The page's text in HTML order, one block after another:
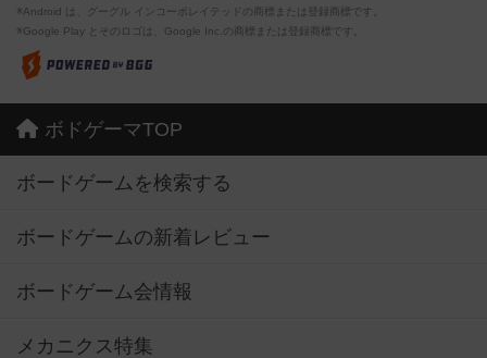
※Android は、グーグル インコーポレイテッドの商標または登録商標です。
※Google Play とそのロゴは、Google Inc.の商標または登録商標です。
ボドゲーマTOP
ボードゲームを検索する
ボードゲームの新着レビュー
ボードゲーム会情報
メカニクス特集